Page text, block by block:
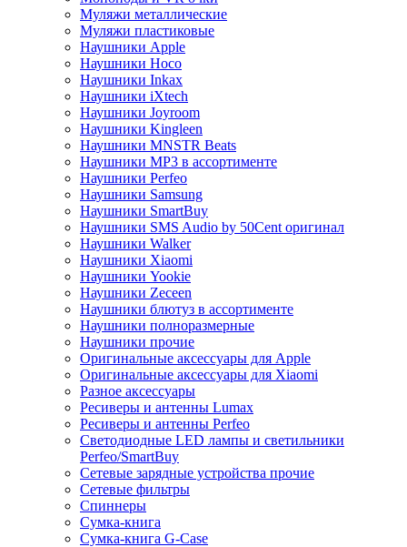
Муляжи металлические
Муляжи пластиковые
Наушники Apple
Наушники Hoco
Наушники Inkax
Наушники iXtech
Наушники Joyroom
Наушники Kingleen
Наушники MNSTR Beats
Наушники MP3 в ассортименте
Наушники Perfeo
Наушники Samsung
Наушники SmartBuy
Наушники SMS Audio by 50Cent оригинал
Наушники Walker
Наушники Xiaomi
Наушники Yookie
Наушники Zeceen
Наушники блютуз в ассортименте
Наушники полноразмерные
Наушники прочие
Оригинальные аксессуары для Apple
Оригинальные аксессуары для Xiaomi
Разное аксессуары
Ресиверы и антенны Lumax
Ресиверы и антенны Perfeo
Светодиодные LED лампы и светильники
Perfeo/SmartBuy
Сетевые зарядные устройства прочие
Сетевые фильтры
Спиннеры
Сумка-книга
Сумка-книга G-Case